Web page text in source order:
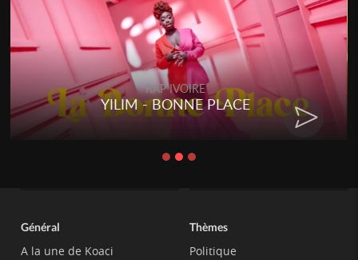
RAP IVOIRE
YILIM - BONNE PLACE
Général
A la une de Koaci
Thèmes
Politique